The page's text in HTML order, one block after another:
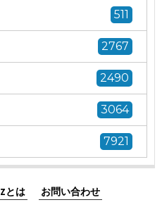
511
2767
2490
3064
7921
とは お問い合わせ